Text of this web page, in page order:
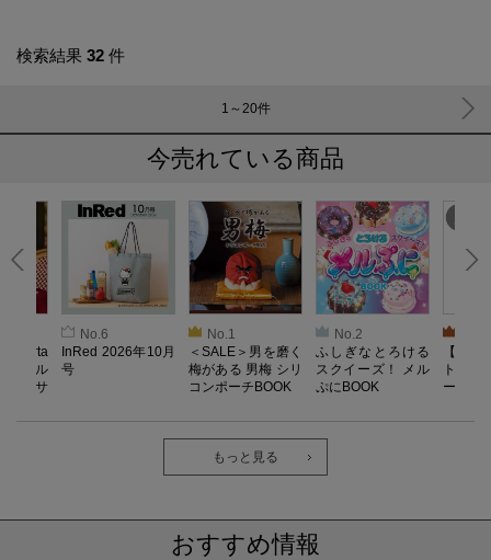
検索結果 32 件
1～20件
今売れている商品
キル
レッサ
No.6
InRed 2026年10月
号
No.1
＜SALE＞男を磨く
梅がある 男梅 シリ
コンポーチBOOK
No.2
ふしぎなとろける
スクイーズ！ メル
ぷにBOOK
【
ト／L
ー）【
ab. 疲
もっと見る
おすすめ情報